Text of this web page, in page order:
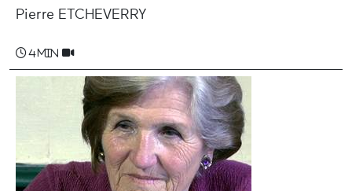
Pierre ETCHEVERRY
4 min